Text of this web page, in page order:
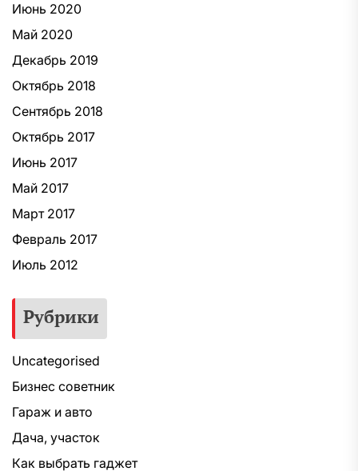
Июнь 2020
Май 2020
Декабрь 2019
Октябрь 2018
Сентябрь 2018
Октябрь 2017
Июнь 2017
Май 2017
Март 2017
Февраль 2017
Июль 2012
Рубрики
Uncategorised
Бизнес советник
Гараж и авто
Дача, участок
Как выбрать гаджет